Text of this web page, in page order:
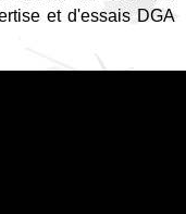
et d'essais DGA